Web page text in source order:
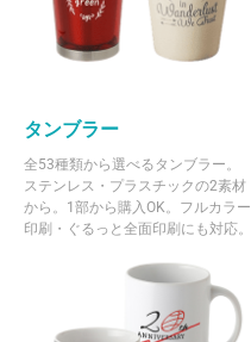
タンブラー
全53種類から選べるタンブラー。
ステンレス・プラスチックの2素材
から。1部から購入OK。フルカラー
印刷・ぐるっと全面印刷にも対応。